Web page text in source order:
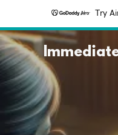
Try